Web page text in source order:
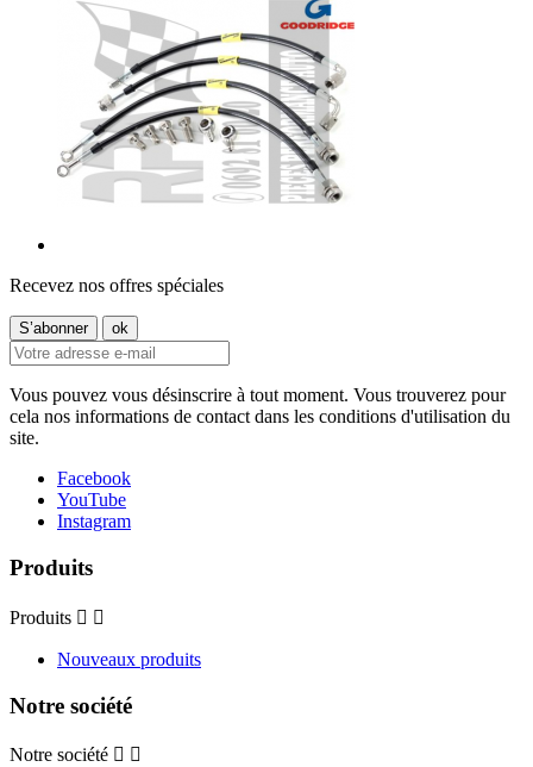
Recevez nos offres spéciales
Vous pouvez vous désinscrire à tout moment. Vous trouverez pour
cela nos informations de contact dans les conditions d'utilisation du
site.
Facebook
YouTube
Instagram
Produits
Produits  
Nouveaux produits
Notre société
Notre société  